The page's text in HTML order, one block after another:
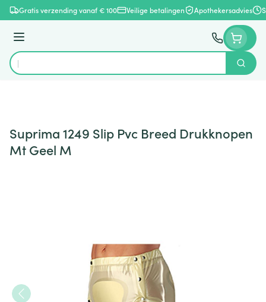
Ga naar de inhoud
Gratis verzending vanaf € 100 Veilige betalingen Apothekersadvies
Menu
Product, merk, categorie...
Zoek
Suprima 1249 Slip Pvc Breed Drukknopen
Mt Geel M